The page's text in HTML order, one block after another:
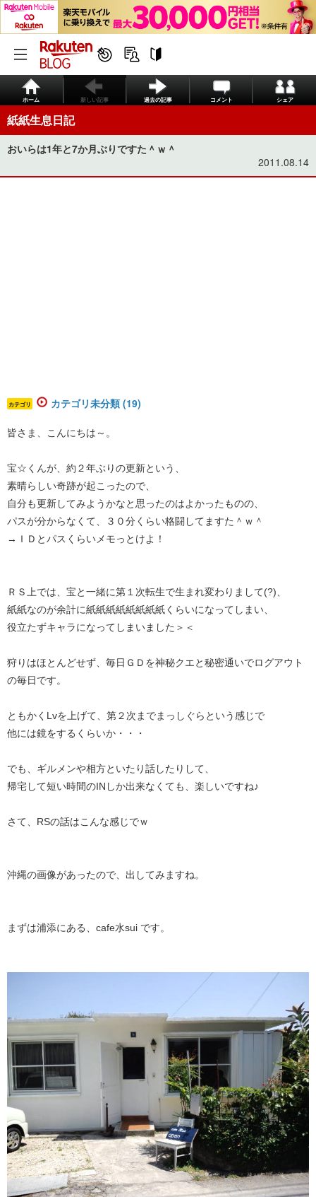
ホーム 新しい記事 過去の記事 コメント シェア
紙紙生息日記
おいらは1年と7か月ぶりですた＾ｗ＾
2011.08.14
カテゴリ カテゴリ未分類 (19)
皆さま、こんにちは～。
宝☆くんが、約２年ぶりの更新という、
素晴らしい奇跡が起こったので、
自分も更新してみようかなと思ったのはよかったものの、
パスが分からなくて、３０分くらい格闘してますた＾ｗ＾
→ＩＤとパスくらいメモっとけよ！
ＲＳ上では、宝と一緒に第１次転生で生まれ変わりまして(?)、
紙紙なのが余計に紙紙紙紙紙紙紙紙くらいになってしまい、
役立たずキャラになってしまいました＞＜
狩りはほとんどせず、毎日ＧＤを神秘クエと秘密通いでログアウト
の毎日です。
ともかくLvを上げて、第２次までまっしぐらという感じで
他には鏡をするくらいか・・・
でも、ギルメンや相方といたり話したりして、
帰宅して短い時間のINしか出来なくても、楽しいですね♪
さて、RSの話はこんな感じでｗ
沖縄の画像があったので、出してみますね。
まずは浦添にある、cafe水sui です。